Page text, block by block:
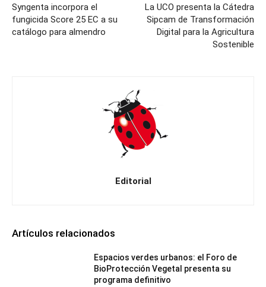
Syngenta incorpora el
fungicida Score 25 EC a su
catálogo para almendro
La UCO presenta la Cátedra
Sipcam de Transformación
Digital para la Agricultura
Sostenible
Editorial
Artículos relacionados
Espacios verdes urbanos: el Foro de
BioProtección Vegetal presenta su
programa definitivo